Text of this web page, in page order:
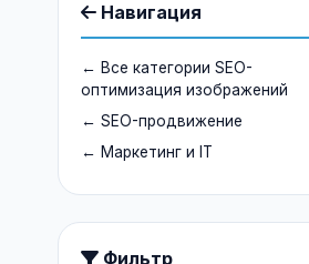
Навигация
← Все категории SEO-
оптимизация изображений
← SEO-продвижение
← Маркетинг и IT
Фильтр